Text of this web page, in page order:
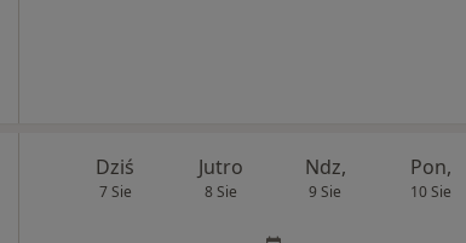
Dziś
7 Sie
Jutro
8 Sie
Ndz,
9 Sie
Pon,
10 Sie